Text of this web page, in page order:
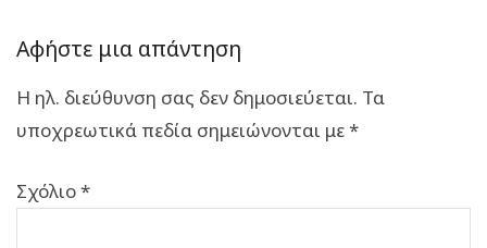
Αφήστε μια απάντηση
Η ηλ. διεύθυνση σας δεν δημοσιεύεται. Τα
υποχρεωτικά πεδία σημειώνονται με*
Σχόλιο*